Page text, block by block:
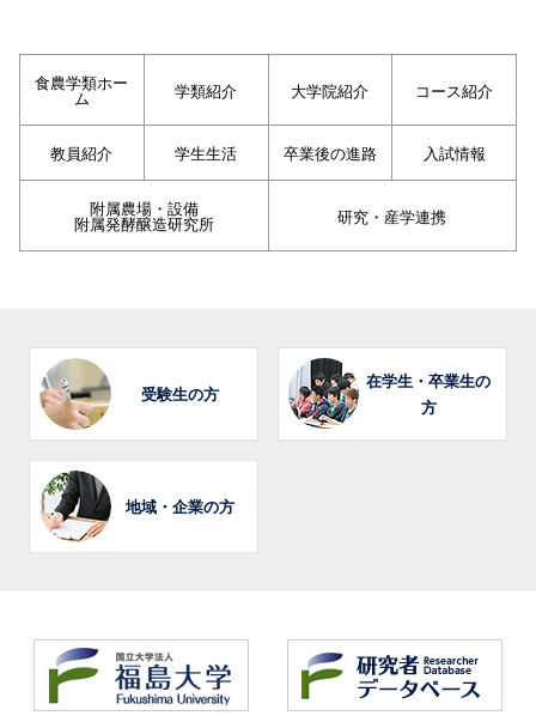
食農学類ホー
ム 学類紹介 大学院紹介 コース紹介
教員紹介 学生生活 卒業後の進路 入試情報
附属農場・設備
附属発酵醸造研究所 研究・産学連携
受験生の方
在学生・卒業生の
方
地域・企業の方